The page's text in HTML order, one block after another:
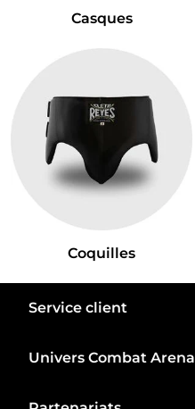
Casques
Coquilles
Service client
Univers Combat Arena